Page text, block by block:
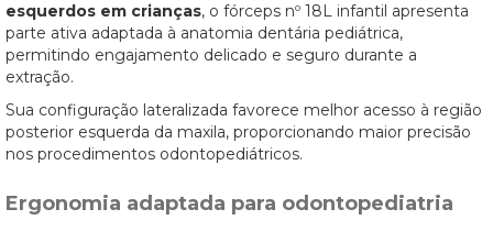
esquerdos em crianças, o fórceps nº 18L infantil apresenta
parte ativa adaptada à anatomia dentária pediátrica,
permitindo engajamento delicado e seguro durante a
extração.
Sua configuração lateralizada favorece melhor acesso à região
posterior esquerda da maxila, proporcionando maior precisão
nos procedimentos odontopediátricos.
Ergonomia adaptada para odontopediatria